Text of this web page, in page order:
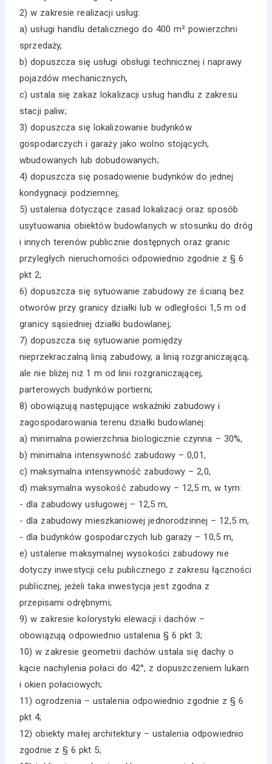
2) w zakresie realizacji usług:
a) usługi handlu detalicznego do 400 m² powierzchni
sprzedaży,
b) dopuszcza się usługi obsługi technicznej i naprawy
pojazdów mechanicznych,
c) ustala się zakaz lokalizacji usług handlu z zakresu
stacji paliw;
3) dopuszcza się lokalizowanie budynków
gospodarczych i garaży jako wolno stojących,
wbudowanych lub dobudowanych;
4) dopuszcza się posadowienie budynków do jednej
kondygnacji podziemnej;
5) ustalenia dotyczące zasad lokalizacji oraz sposób
usytuowania obiektów budowlanych w stosunku do dróg
i innych terenów publicznie dostępnych oraz granic
przyległych nieruchomości odpowiednio zgodnie z § 6
pkt 2;
6) dopuszcza się sytuowanie zabudowy ze ścianą bez
otworów przy granicy działki lub w odległości 1,5 m od
granicy sąsiedniej działki budowlanej;
7) dopuszcza się sytuowanie pomiędzy
nieprzekraczalną linią zabudowy, a linią rozgraniczającą,
ale nie bliżej niż 1 m od linii rozgraniczającej,
parterowych budynków portierni;
8) obowiązują następujące wskaźniki zabudowy i
zagospodarowania terenu działki budowlanej:
a) minimalna powierzchnia biologicznie czynna – 30%,
b) minimalna intensywność zabudowy – 0,01,
c) maksymalna intensywność zabudowy – 2,0,
d) maksymalna wysokość zabudowy – 12,5 m, w tym:
- dla zabudowy usługowej – 12,5 m,
- dla zabudowy mieszkaniowej jednorodzinnej – 12,5 m,
- dla budynków gospodarczych lub garaży – 10,5 m,
e) ustalenie maksymalnej wysokości zabudowy nie
dotyczy inwestycji celu publicznego z zakresu łączności
publicznej, jeżeli taka inwestycja jest zgodna z
przepisami odrębnymi;
9) w zakresie kolorystyki elewacji i dachów –
obowiązują odpowiednio ustalenia § 6 pkt 3;
10) w zakresie geometrii dachów ustala się dachy o
kącie nachylenia połaci do 42°, z dopuszczeniem lukarn
i okien połaciowych;
11) ogrodzenia – ustalenia odpowiednio zgodnie z § 6
pkt 4;
12) obiekty małej architektury – ustalenia odpowiednio
zgodnie z § 6 pkt 5;